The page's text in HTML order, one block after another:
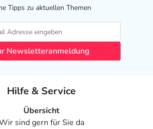
Tipps zu aktuellen Themen
Newsletteranmeldung
Hilfe & Service
Übersicht
sind gern für Sie da